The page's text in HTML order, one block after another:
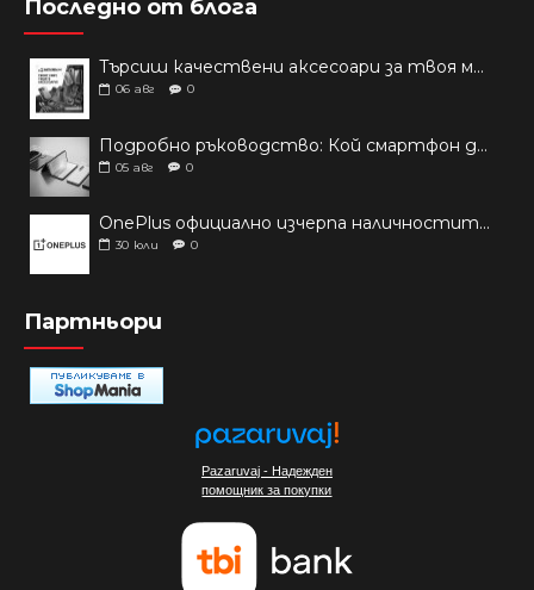
Последно от блога
Търсиш качествени аксесоари за твоя модел? Как правилно да защитим новия си смартфон: Ръководство за аксесоари през 2026 г.
06 авг 0
Подробно ръководство: Кой смартфон да купиш през 2026 г.?
05 авг 0
OnePlus официално изчерпа наличностите си от телефони на основни пазари
30 юли 0
Партньори
Pazaruvaj - Надежден
помощник за покупки